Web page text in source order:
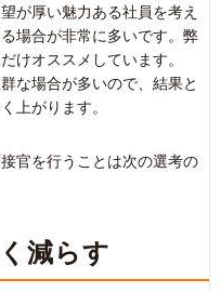
が厚い魅力ある社員を考え
場合が非常に多いです。弊
けオススメしています。
な場合が多いので、結果と
上がります。
官を行うことは次の選考の
減らす